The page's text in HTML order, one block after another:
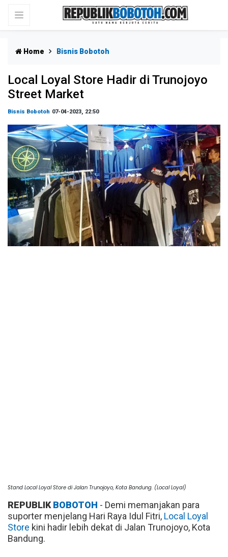
Home Bisnis Bobotoh
Local Loyal Store Hadir di Trunojoyo
Street Market
Bisnis Bobotoh 07-04-2023, 22:50
Stand Local Loyal Store di Jalan Trunojoyo, Kota Bandung. (Local Loyal)
REPUBLIKBOBOTOH - Demi memanjakan para
suporter menjelang Hari Raya Idul Fitri, Local Loyal
Store kini hadir lebih dekat di Jalan Trunojoyo, Kota
Bandung.